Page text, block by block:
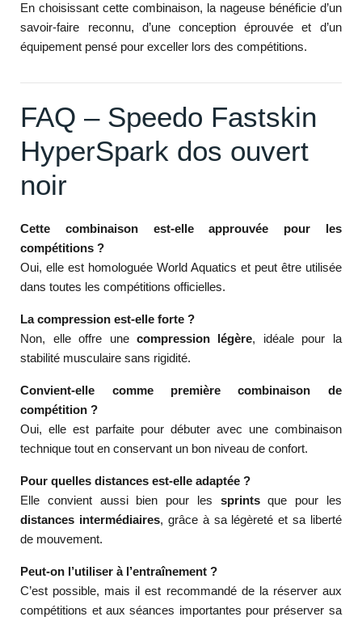
En choisissant cette combinaison, la nageuse bénéficie d’un
savoir-faire reconnu, d’une conception éprouvée et d’un
équipement pensé pour exceller lors des compétitions.
FAQ – Speedo Fastskin
HyperSpark dos ouvert
noir
Cette combinaison est-elle approuvée pour les
compétitions ?
Oui, elle est homologuée World Aquatics et peut être utilisée
dans toutes les compétitions officielles.
La compression est-elle forte ?
Non, elle offre une compression légère, idéale pour la
stabilité musculaire sans rigidité.
Convient-elle comme première combinaison de
compétition ?
Oui, elle est parfaite pour débuter avec une combinaison
technique tout en conservant un bon niveau de confort.
Pour quelles distances est-elle adaptée ?
Elle convient aussi bien pour les sprintsque pour les
distances intermédiaires, grâce à sa légèreté et sa liberté
de mouvement.
Peut-on l’utiliser à l’entraînement ?
C’est possible, mais il est recommandé de la réserver aux
compétitions et aux séances importantes pour préserver sa